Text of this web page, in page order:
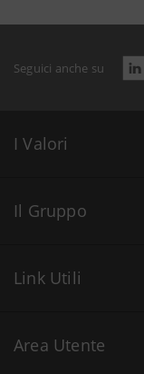
Seguici anche su
I Valori
Il Gruppo
Link Utili
Area Utente